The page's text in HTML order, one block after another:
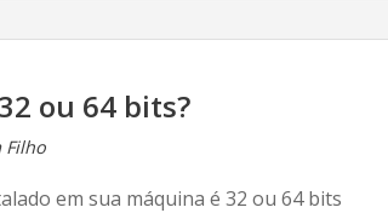
o
ou 64 bits?
Filho
em sua máquina é 32 ou 64 bits